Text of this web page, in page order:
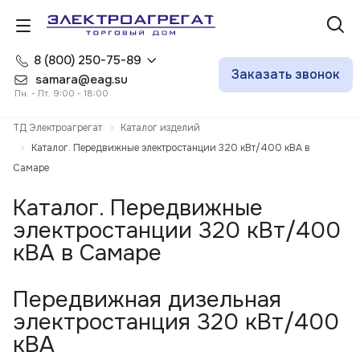
8 (800) 250-75-89
samara@eag.su
Пн. - Пт. 9:00 - 18:00
Заказать звонок
ТД Электроагрегат
Каталог изделий
Каталог. Передвижные электростанции 320 кВт/400 кВА в
Самаре
Каталог. Передвижные
электростанции 320 кВт/400
кВА в Самаре
Передвижная дизельная
электростанция 320 кВт/400
кВА